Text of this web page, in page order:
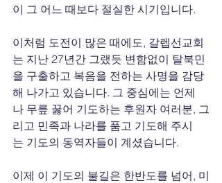
이 그 어느 때보다 절실한 시기입니다.
이처럼 도전이 많은 때에도, 갈렙선교회
는 지난 27년간 그랬듯 변함없이 탈북민
을 구출하고 복음을 전하는 사명을 감당
해 나가고 있습니다. 그 중심에는 언제
나 무릎 꿇어 기도하는 후원자 여러분, 그
리고 민족과 나라를 품고 기도해 주시
는 기도의 동역자들이 계셨습니다.
이제 이 기도의 불길은 한반도를 넘어, 미